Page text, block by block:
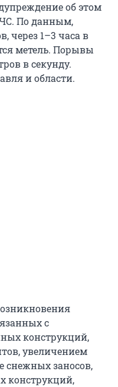
об этом
По данным,
через 1–3 часа в
метель. Порывы
в секунду.
и области.
с
конструкций,
увеличением
снежных заносов,
конструкций,